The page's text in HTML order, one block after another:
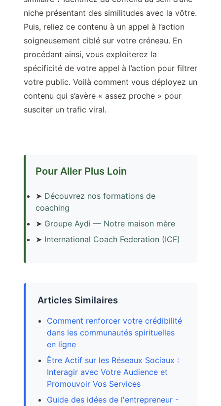
niche présentant des similitudes avec la vôtre.
Puis, reliez ce contenu à un appel à l’action
soigneusement ciblé sur votre créneau. En
procédant ainsi, vous exploiterez la
spécificité de votre appel à l’action pour filtrer
votre public. Voilà comment vous déployez un
contenu qui s’avère « assez proche » pour
susciter un trafic viral.
Pour Aller Plus Loin
➤ Découvrez nos formations de
coaching
➤ Groupe Aydi — Notre maison mère
➤ International Coach Federation (ICF)
Articles Similaires
Comment renforcer votre crédibilité
dans les communautés spirituelles
en ligne
Être Actif sur les Réseaux Sociaux :
Interagir avec Votre Audience et
Promouvoir Vos Services
Guide des idées de l'entrepreneur -